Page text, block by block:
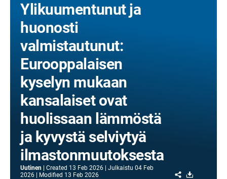
Ylikuumentunut ja
huonosti
valmistautunut:
Eurooppalaisen
kyselyn mukaan
kansalaiset ovat
huolissaan lämmöstä
ja kyvystä selviytyä
ilmastonmuutoksesta
Uutinen Created 13 Feb 2026 Julkaistu 04 Feb
2026
Modified 13 Feb 2026 Share